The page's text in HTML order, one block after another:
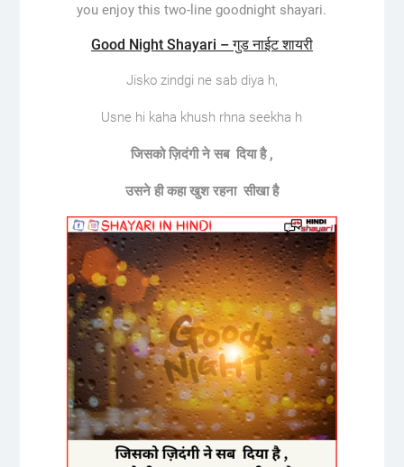
you enjoy this two-line goodnight shayari.
Good Night Shayari – गुड नाईट शायरी
Jisko zindgi ne sab diya h,
Usne hi kaha khush rhna seekha h
जिसको ज़िदंगी ने सब दिया है ,
उसने ही कहा खुश रहना सीखा है